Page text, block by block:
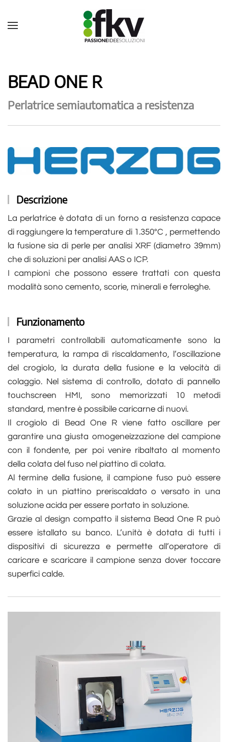
BEAD ONE R
Perlatrice semiautomatica a resistenza
Descrizione
La perlatrice è dotata di un forno a resistenza capace
di raggiungere la temperature di 1.350°C , permettendo
la fusione sia di perle per analisi XRF (diametro 39mm)
che di soluzioni per analisi AAS o ICP.
I campioni che possono essere trattati con questa
modalità sono cemento, scorie, minerali e ferroleghe.
Funzionamento
I parametri controllabili automaticamente sono la
temperatura, la rampa di riscaldamento, l’oscillazione
del crogiolo, la durata della fusione e la velocità di
colaggio. Nel sistema di controllo, dotato di pannello
touchscreen HMI, sono memorizzati 10 metodi
standard, mentre è possibile caricarne di nuovi.
Il crogiolo di Bead One R viene fatto oscillare per
garantire una giusta omogeneizzazione del campione
con il fondente, per poi venire ribaltato al momento
della colata del fuso nel piattino di colata.
Al termine della fusione, il campione fuso può essere
colato in un piattino preriscaldato o versato in una
soluzione acida per essere portato in soluzione.
Grazie al design compatto il sistema Bead One R può
essere istallato su banco. L’unità è dotata di tutti i
dispositivi di sicurezza e permette all’operatore di
caricare e scaricare il campione senza dover toccare
superfici calde.